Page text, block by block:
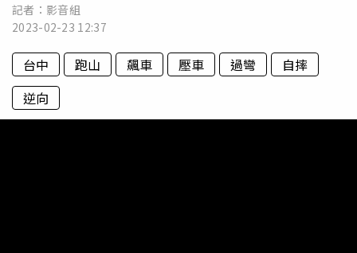
記者：影音組
2023-02-23 12:37
台中 跑山 飆車 壓車 過彎
自摔
逆向